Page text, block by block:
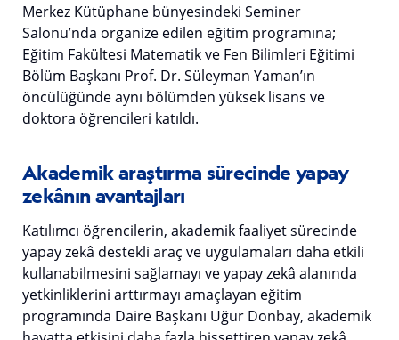
Merkez Kütüphane bünyesindeki Seminer
Salonu’nda organize edilen eğitim programına;
Eğitim Fakültesi Matematik ve Fen Bilimleri Eğitimi
Bölüm Başkanı Prof. Dr. Süleyman Yaman’ın
öncülüğünde aynı bölümden yüksek lisans ve
doktora öğrencileri katıldı.
Akademik araştırma sürecinde yapay
zekânın avantajları
Katılımcı öğrencilerin, akademik faaliyet sürecinde
yapay zekâ destekli araç ve uygulamaları daha etkili
kullanabilmesini sağlamayı ve yapay zekâ alanında
yetkinliklerini arttırmayı amaçlayan eğitim
programında Daire Başkanı Uğur Donbay, akademik